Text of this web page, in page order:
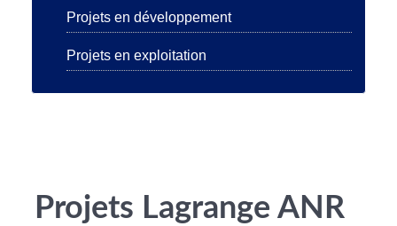
Projets en développement
Projets en exploitation
Projets Lagrange ANR